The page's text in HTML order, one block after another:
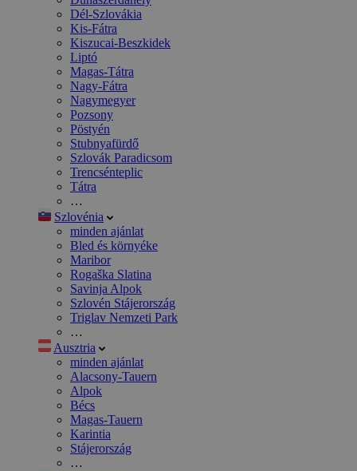
Dél-Szlovákia
Kis-Fátra
Kiszucai-Beszkidek
Liptó
Magas-Tátra
Nagy-Fátra
Nagymegyer
Pozsony
Pöstyén
Stubnyafürdő
Szlovák Paradicsom
Trencsénteplic
Tátra
…
Szlovénia
minden ajánlat
Bled és környéke
Maribor
Rogaška Slatina
Savinja Alpok
Szlovén Stájerország
Triglav Nemzeti Park
…
Ausztria
minden ajánlat
Alacsony-Tauern
Alpok
Bécs
Magas-Tauern
Karintia
Stájerország
…